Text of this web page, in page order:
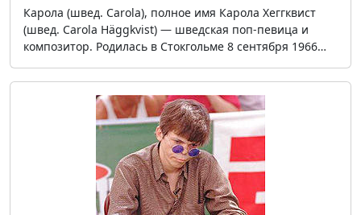
Карола (швед. Carola), полное имя Карола Хеггквист
(швед. Carola Häggkvist) — шведская поп-певица и
композитор. Родилась в Стокгольме 8 сентября 1966…